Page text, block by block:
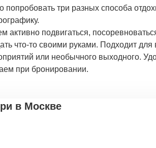
попробовать три разных способа
активно подвигаться,
что-то своими руками. Подходит для
или необычного выходного.
при бронировании.
в Москве